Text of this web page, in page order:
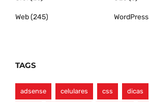
Web(245) WordPress
TAGS
adsense celulares css dicas